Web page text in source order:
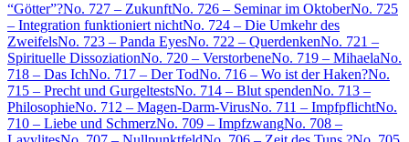
“Götter”?No. 727 – ZukunftNo. 726 – Seminar im OktoberNo. 725
– Integration funktioniert nichtNo. 724 – Die Umkehr des
ZweifelsNo. 723 – Panda EyesNo. 722 – QuerdenkenNo. 721 –
Spirituelle DissoziationNo. 720 – VerstorbeneNo. 719 – MihaelaNo.
718 – Das IchNo. 717 – Der TodNo. 716 – Wo ist der Haken?No.
715 – Precht und GurgeltestsNo. 714 – Blut spendenNo. 713 –
PhilosophieNo. 712 – Magen-Darm-VirusNo. 711 – ImpfpflichtNo.
710 – Liebe und SchmerzNo. 709 – ImpfzwangNo. 708 –